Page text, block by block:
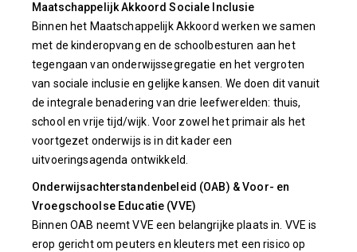
Maatschappelijk Akkoord Sociale Inclusie
Binnen het Maatschappelijk Akkoord werken we samen
met de kinderopvang en de schoolbesturen aan het
tegengaan van onderwijssegregatie en het vergroten
van sociale inclusie en gelijke kansen. We doen dit vanuit
de integrale benadering van drie leefwerelden: thuis,
school en vrije tijd/wijk. Voor zowel het primair als het
voortgezet onderwijs is in dit kader een
uitvoeringsagenda ontwikkeld.
Onderwijsachterstandenbeleid (OAB) & Voor- en
Vroegschoolse Educatie (VVE)
Binnen OAB neemt VVE een belangrijke plaats in. VVE is
erop gericht om peuters en kleuters met een risico op